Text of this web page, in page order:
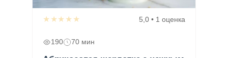
★★★★★ 5,0 • 1 оценка
190 70 мин